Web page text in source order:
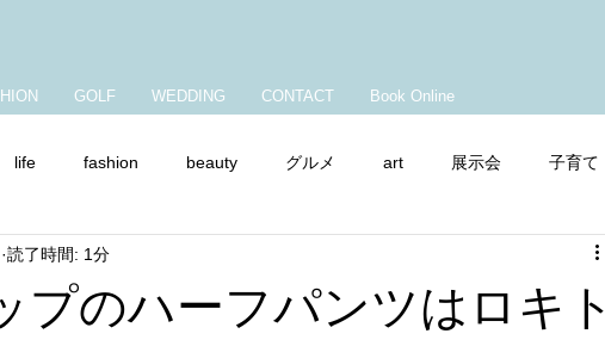
GOLF WEDDING CONTACT Book Online
life fashion beauty グルメ art 展示会 子育て
ママコーデ
プのハーフパンツはロキト
読了時間: 1分